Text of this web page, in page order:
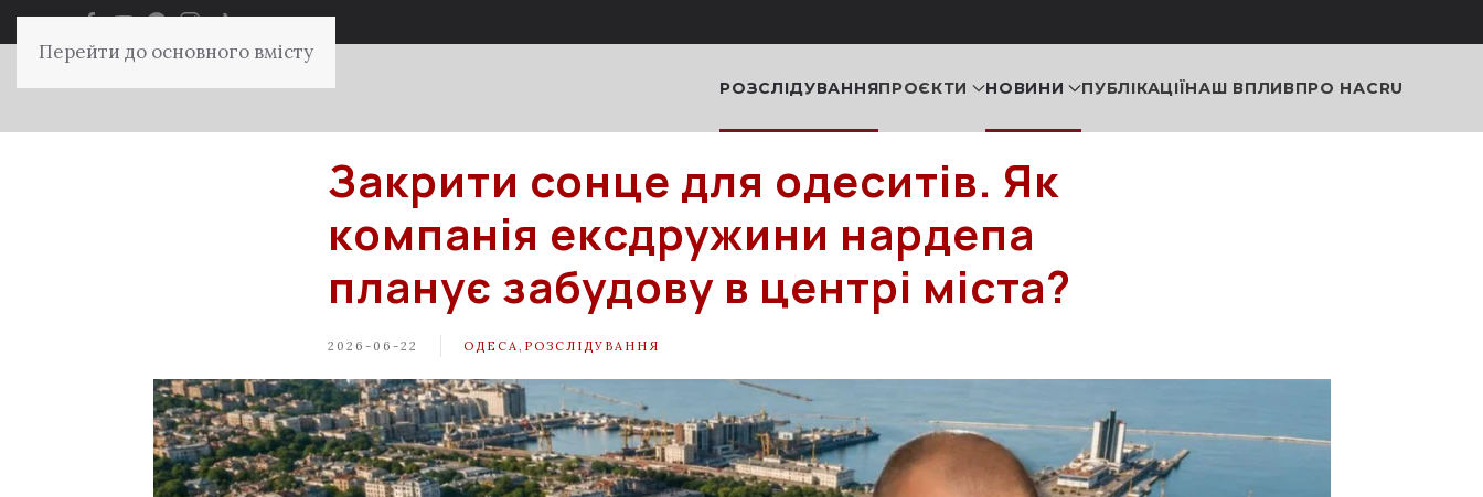
Перейти до основного вмісту
РОЗСЛІДУВАННЯПРОЄКТИ НОВИНИ ПУБЛІКАЦІЇНАШ ВПЛИВПРО НАСRU
Закрити сонце для одеситів. Як
компанія ексдружини нардепа
планує забудову в центрі міста?
2026-06-22 ОДЕСА РОЗСЛІДУВАННЯ